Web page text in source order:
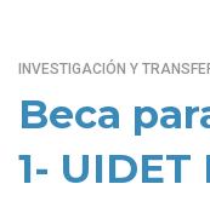
INVESTIGACIÓN Y
Beca
1- UIDET